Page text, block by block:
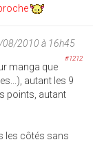
08/2010 à 16h45
#1212
manga que
autant les 9
points, autant
les côtés sans